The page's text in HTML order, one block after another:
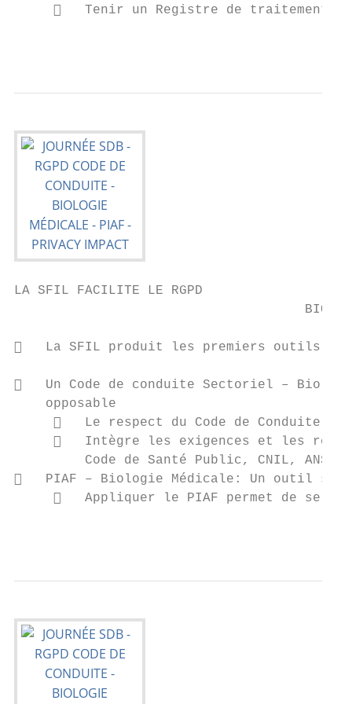
        Tenir un Registre de traitements
LA SFIL FACILITE LE RGPD
   La SFIL produit les premiers outils
   Un Code de conduite Sectoriel –
    opposable
   Le respect du Code de Conduite
   Intègre les exigences et les
Code de Santé Public, CNIL,
   PIAF – Biologie Médicale: Un outil
   Appliquer le PIAF permet de se